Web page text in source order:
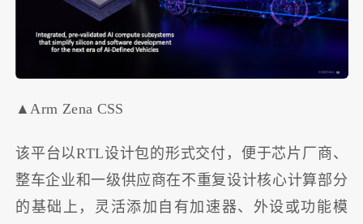
▲Arm Zena CSS
该平台以RTL设计包的形式交付，便于芯片厂商、
整车企业和一级供应商在不重复设计核心计算部分
的基础上，灵活添加自有加速器、外设或功能模